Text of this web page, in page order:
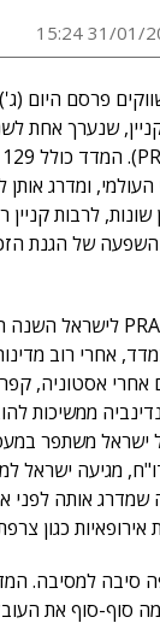
31/01/2012
פרסם היום
שנערך אחת
העולמי, ומדרג
לרבות קניין
של הגנת
במקום ה-39 במדד, אחרי
אחרי אסטוניה,
ממשיכות
ישראל משתפר
של 7, מה שמדרג אותה
אירופאיות כגון
סיבה למסיבה.
סוף-סוף את